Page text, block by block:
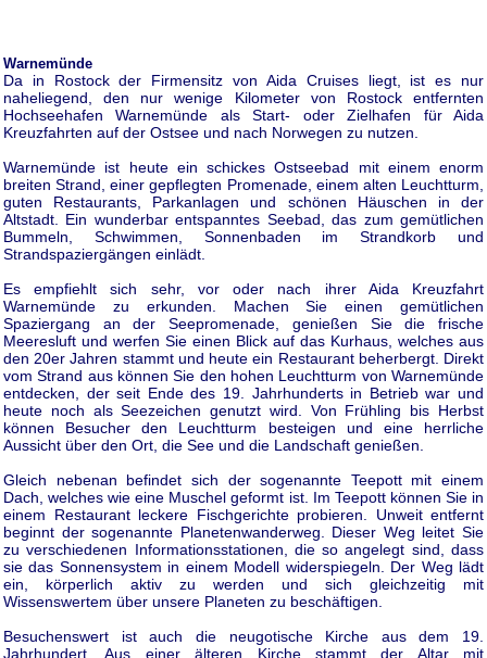
Warnemünde
Da in Rostock der Firmensitz von Aida Cruises liegt, ist es nur
naheliegend, den nur wenige Kilometer von Rostock entfernten
Hochseehafen Warnemünde als Start- oder Zielhafen für Aida
Kreuzfahrten auf der Ostsee und nach Norwegen zu nutzen.
Warnemünde ist heute ein schickes Ostseebad mit einem enorm
breiten Strand, einer gepflegten Promenade, einem alten Leuchtturm,
guten Restaurants, Parkanlagen und schönen Häuschen in der
Altstadt. Ein wunderbar entspanntes Seebad, das zum gemütlichen
Bummeln, Schwimmen, Sonnenbaden im Strandkorb und
Strandspaziergängen einlädt.
Es empfiehlt sich sehr, vor oder nach ihrer Aida Kreuzfahrt
Warnemünde zu erkunden. Machen Sie einen gemütlichen
Spaziergang an der Seepromenade, genießen Sie die frische
Meeresluft und werfen Sie einen Blick auf das Kurhaus, welches aus
den 20er Jahren stammt und heute ein Restaurant beherbergt. Direkt
vom Strand aus können Sie den hohen Leuchtturm von Warnemünde
entdecken, der seit Ende des 19. Jahrhunderts in Betrieb war und
heute noch als Seezeichen genutzt wird. Von Frühling bis Herbst
können Besucher den Leuchtturm besteigen und eine herrliche
Aussicht über den Ort, die See und die Landschaft genießen.
Gleich nebenan befindet sich der sogenannte Teepott mit einem
Dach, welches wie eine Muschel geformt ist. Im Teepott können Sie in
einem Restaurant leckere Fischgerichte probieren. Unweit entfernt
beginnt der sogenannte Planetenwanderweg. Dieser Weg leitet Sie
zu verschiedenen Informationsstationen, die so angelegt sind, dass
sie das Sonnensystem in einem Modell widerspiegeln. Der Weg lädt
ein, körperlich aktiv zu werden und sich gleichzeitig mit
Wissenswertem über unsere Planeten zu beschäftigen.
Besuchenswert ist auch die neugotische Kirche aus dem 19.
Jahrhundert. Aus einer älteren Kirche stammt der Altar mit